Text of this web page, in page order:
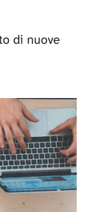
di nuove